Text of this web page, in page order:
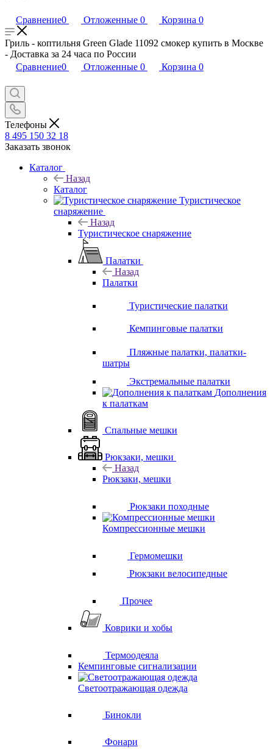
Сравнение0 Отложенные 0 Корзина 0
Гриль - коптильня Green Glade 11092 смокер купить в Москве
- Доставка за 24 часа по России
Сравнение0 Отложенные 0 Корзина 0
Телефоны
8 495 150 32 18
Заказать звонок
Каталог
Назад
Каталог
Туристическое
снаряжение
Назад
Туристическое снаряжение
Палатки
Назад
Палатки
Туристические палатки
Кемпинговые палатки
Пляжные палатки, палатки-
шатры
Экстремальные палатки
Дополнения
к палаткам
Спальные мешки
Рюкзаки, мешки
Назад
Рюкзаки, мешки
Рюкзаки походные
Компрессионные мешки
Гермомешки
Рюкзаки велосипедные
Прочее
Коврики и хобы
Термоодеяла
Кемпинговые сигнализации
Светоотражающая одежда
Бинокли
Фонари